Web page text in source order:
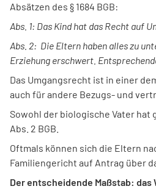
Absätzen des § 1684 BGB:
Abs. 1: Das Kind hat das Recht
Abs. 2: Die Eltern haben alles zu
Erziehung erschwert.
Das Umgangsrecht ist in einer
auch für andere Bezugs- und
Sowohl der biologische Vater hat
Abs. 2 BGB.
Oftmals können sich die Eltern
Familiengericht auf Antrag über
Der entscheidende Maßstab: das